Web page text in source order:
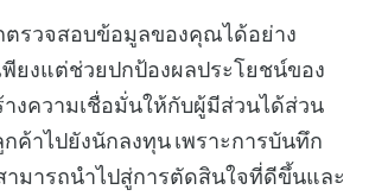
รวจสอบข้อมูลของคุณได้อย่าง
พียงแต่ช่วยปกป้องผลประโยชน์ของ
างความเชื่อมั่นให้กับผู้มีส่วนได้ส่วน
ค้าไปยังนักลงทุน เพราะการบันทึก
มารถนำไปสู่การตัดสินใจที่ดีขึ้นและ